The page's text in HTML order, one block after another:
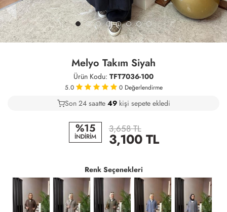
Melyo Takım Siyah
Ürün Kodu: TFT7036-100
5.0 0 Değerlendirme
32
Son 24 saatte50kişi sepete ekledi
12
%15
İNDİRİM
3,658 TL
3,100TL
Renk Seçenekleri